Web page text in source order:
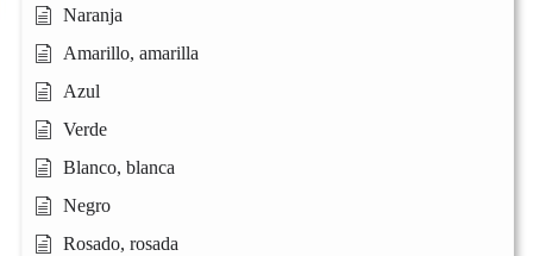
Naranja
Amarillo, amarilla
Azul
Verde
Blanco, blanca
Negro
Rosado, rosada